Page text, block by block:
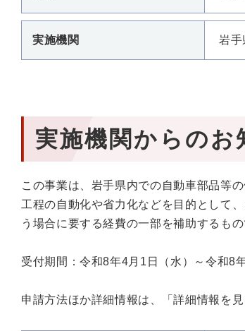
実施機関 岩手
実施機関からのお
この事業は、岩手県内での自動車部品等
工程の自動化や省力化などを目的として
う場合に要する経費の一部を補助するもの
受付期間：令和8年4月1日（水）～令和8
申請方法ほか詳細情報は、「詳細情報を